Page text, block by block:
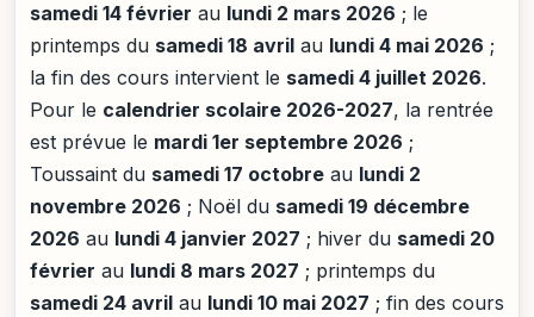
samedi 14 février au lundi 2 mars 2026 ; le
printemps du samedi 18 avril au lundi 4 mai 2026 ;
la fin des cours intervient le samedi 4 juillet 2026.
Pour le calendrier scolaire 2026-2027, la rentrée
est prévue le mardi 1er septembre 2026 ;
Toussaint du samedi 17 octobre au lundi 2
novembre 2026 ; Noël du samedi 19 décembre
2026 au lundi 4 janvier 2027 ; hiver du samedi 20
février au lundi 8 mars 2027 ; printemps du
samedi 24 avril au lundi 10 mai 2027 ; fin des cours